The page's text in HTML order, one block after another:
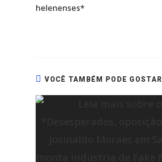
helenenses*
VOCÊ TAMBÉM PODE GOSTAR